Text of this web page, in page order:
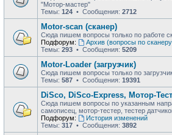
"Мотор-мастер"
Темы: 124 • Сообщения: 2712
Motor-scan (сканер)
Сюда пишем вопросы только по работе
Подфорум:
Архив (вопросы по
Темы: 293 • Сообщения: 5209
Motor-Loader (загрузчик)
Сюда пишем вопросы только по
Темы: 587 • Сообщения: 19391
DiSco, DiSco-Express, Мотор-
Сюда пишем вопросы по указанным
самописец, мотор-тестер, тестер
Подфорум:
История изменений
Темы: 317 • Сообщения: 3892